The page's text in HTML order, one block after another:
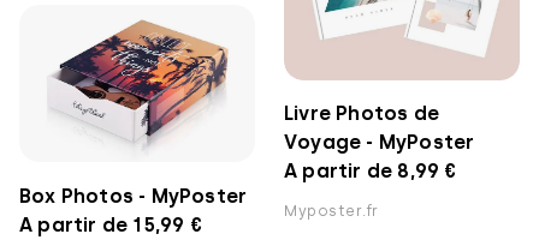
Livre Photos de
Voyage - MyPoster
A partir de 8,99 €
Myposter.fr
Box Photos - MyPoster
A partir de 15,99 €